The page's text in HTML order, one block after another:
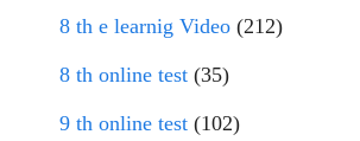
8 th e learnig Video (212)
8 th online test (35)
9 th online test (102)